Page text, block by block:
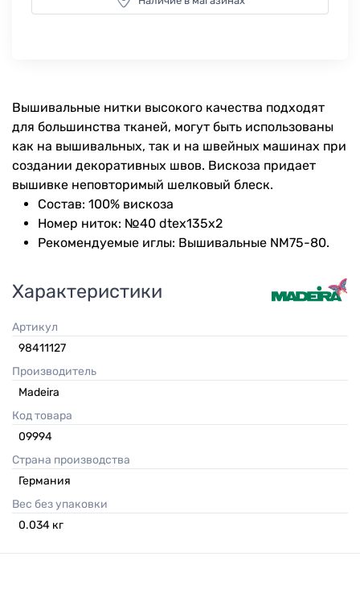
Вышивальные нитки высокого качества подходят
для большинства тканей, могут быть использованы
как на вышивальных, так и на швейных машинах при
создании декоративных швов. Вискоза придает
вышивке неповторимый шелковый блеск.
Состав: 100% вискоза
Номер ниток: №40 dtex135x2
Рекомендуемые иглы: Вышивальные NM75-80.
Характеристики
Артикул
98411127
Производитель
Madeira
Код товара
09994
Страна производства
Германия
Вес без упаковки
0.034 кг